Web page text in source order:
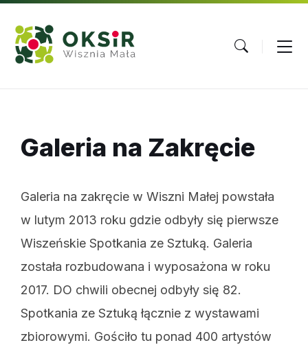
Skip
content
Skip
main
navigation
Skip
footer
Galeria na Zakręcie
Galeria na zakręcie w Wiszni Małej powstała
w lutym 2013 roku gdzie odbyły się pierwsze
Wiszeńskie Spotkania ze Sztuką. Galeria
została rozbudowana i wyposażona w roku
2017. DO chwili obecnej odbyły się 82.
Spotkania ze Sztuką łącznie z wystawami
zbiorowymi. Gościło tu ponad 400 artystów